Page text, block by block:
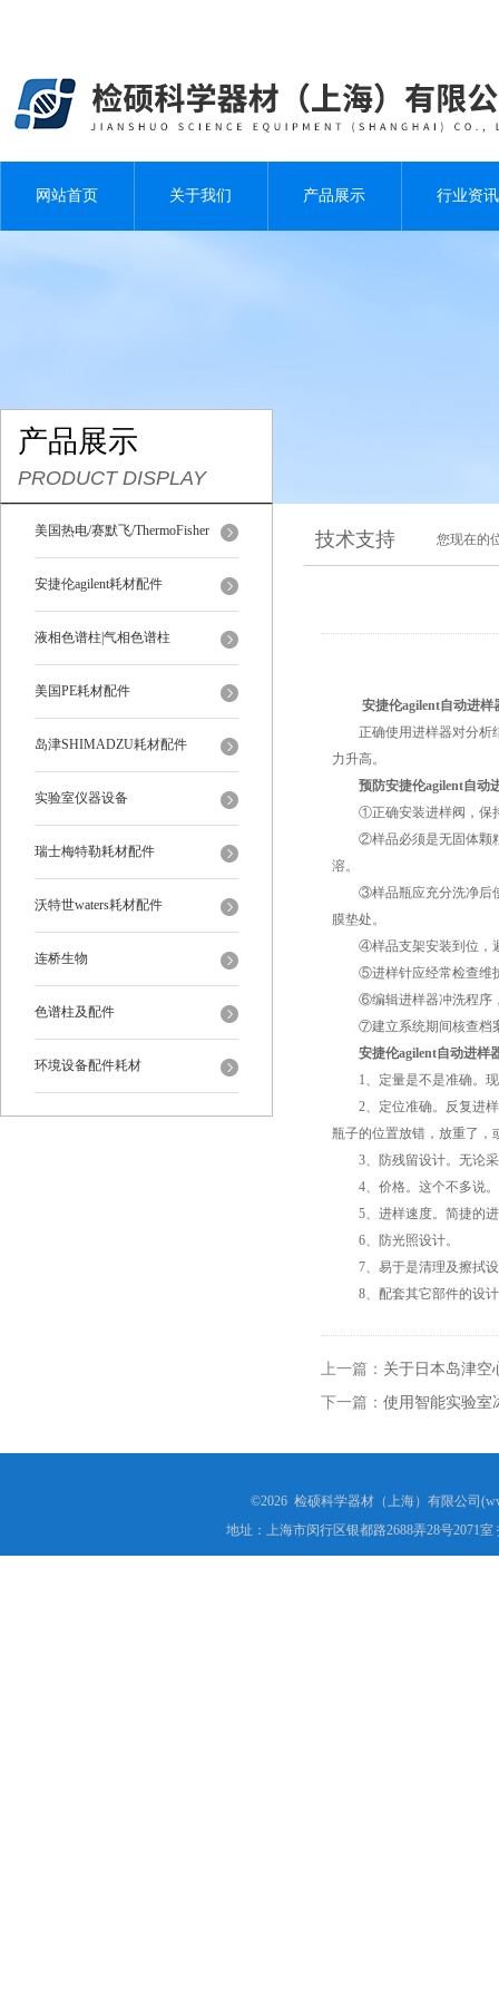
网站首页 关于我们 产品展示 行业资讯
产品展示
PRODUCT DISPLAY
美国热电/赛默飞/ThermoFisher
安捷伦agilent耗材配件
液相色谱柱|气相色谱柱
美国PE耗材配件
岛津SHIMADZU耗材配件
实验室仪器设备
瑞士梅特勒耗材配件
沃特世waters耗材配件
连桥生物
色谱柱及配件
环境设备配件耗材
技术支持 您现在的
安捷伦agilent自动进样
正确使用进样器对分析结
力升高。
预防安捷伦agilent自动
①正确安装进样阀，保
②样品必须是无固体颗粒
溶。
③样品瓶应充分洗净后使
膜垫处。
④样品支架安装到位，
⑤进样针应经常检查维护
⑥编辑进样器冲洗程序，
⑦建立系统期间核查档案
安捷伦agilent自动进样
1、定量是不是准确。现
2、定位准确。反复进样
瓶子的位置放错，放重了，
3、防残留设计。无论采
4、价格。这个不多说。
5、进样速度。简捷的进
6、防光照设计。
7、易于是清理及擦拭设
8、配套其它部件的设计
上一篇： 关于日本岛津空
下一篇： 使用智能实验室
©2026 检硕科学器材（上海）有限公司
地址：上海市闵行区银都路2688弄28号2071室